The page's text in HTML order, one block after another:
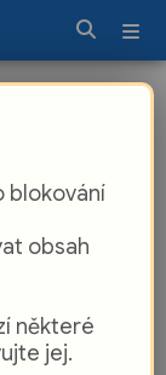
ho až
blokování
obsah
některé
jej.